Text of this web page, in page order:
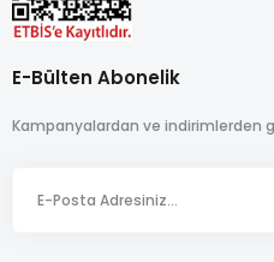
E-Bülten Abonelik
Kampanyalardan ve indirimlerden